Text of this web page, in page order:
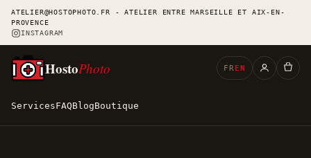
ATELIER@HOSTOPHOTO.FR - ATELIER ENTRE MARSEILLE ET AIX-EN-
PROVENCE
INSTAGRAM
ServicesFAQBlogBoutique
HostoPhoto FR EN